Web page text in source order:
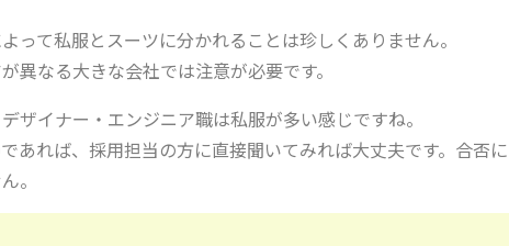
って私服とスーツに分かれることは珍しくありません。
異なる大きな会社では注意が必要です。
ザイナー・エンジニア職は私服が多い感じですね。
あれば、採用担当の方に直接聞いてみれば大丈夫です。合否に
。